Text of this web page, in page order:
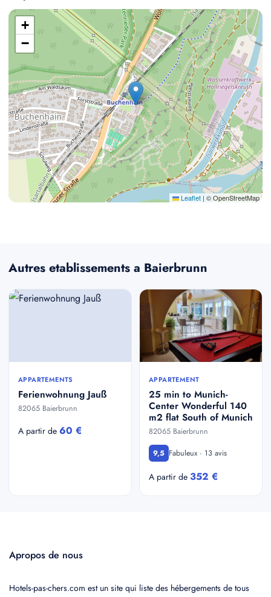
+
−
Leaflet | © OpenStreetMap
Autres etablissements a Baierbrunn
APPARTEMENTS
Ferienwohnung Jauß
82065 Baierbrunn
A partir de 60 €
APPARTEMENT
25 min to Munich-
Center Wonderful 140
m2 flat South of Munich
82065 Baierbrunn
9,5 Fabuleux · 13 avis
A partir de 352 €
Apropos de nous
Hotels-pas-chers.com est un site qui liste des hébergements de tous